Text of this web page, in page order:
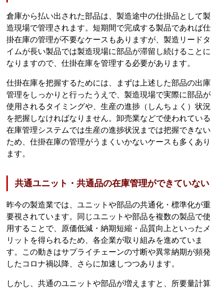
倉庫から払い出された部品は、製造途中の仕掛品として製
造現場で管理されます。短期間で完成する製品であれば仕
掛在庫の管理が不要なケースもありますが、製造リードタ
イムが長い製品では製造現場に部品が滞留し続けることに
なりますので、仕掛在庫を管理する必要があります。
仕掛在庫を把握するためには、まずは上述した部品の出庫
管理をしっかりと行ったうえで、製造現場で実際に部品が
使用されるタイミングや、生産の進捗（しんちょく）状況
を把握しなければなりません。卸売業などで使われている
在庫管理システムでは生産の進捗状況までは把握できない
ため、仕掛在庫の管理がうまくいかないケースも多くあり
ます。
共通ユニット・共通品の在庫管理ができていない
昨今の製造業では、ユニットや部品の共通化・標準化が重
要視されています。同じユニットや部品を複数の製品で使
用することで、原価低減・納期短縮・品質向上といったメ
リットを得られるため、各企業が取り組みを進めていま
す。この動きはサプライチェーンの寸断や異常納期が頻発
したコロナ禍以降、さらに加速しつつあります。
しかし、共通のユニットや部品が増えますと、所要量計算